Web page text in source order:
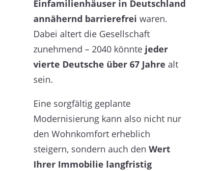
Einfamilienhäuser in Deutschland
annähernd barrierefrei waren.
Dabei altert die Gesellschaft
zunehmend – 2040 könnte jeder
vierte Deutsche über 67 Jahre alt
sein.
Eine sorgfältig geplante
Modernisierung kann also nicht nur
den Wohnkomfort erheblich
steigern, sondern auch den Wert
Ihrer Immobilie langfristig